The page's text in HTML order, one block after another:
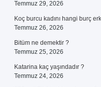
Temmuz 29, 2026
Koç burcu kadını hangi burç
Temmuz 26, 2026
Bitüm ne demektir ?
Temmuz 25, 2026
Katarina kaç yaşındadır ?
Temmuz 24, 2026